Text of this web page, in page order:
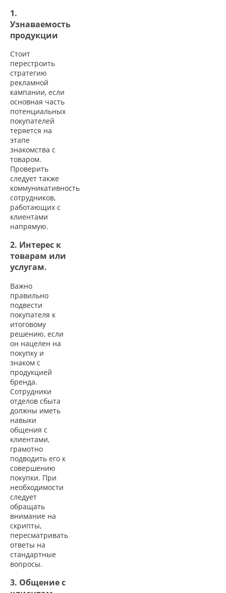
1.
Узнаваемость
продукции
Стоит
перестроить
стратегию
рекламной
кампании, если
основная часть
потенциальных
покупателей
теряется на
этапе
знакомства с
товаром.
Проверить
следует также
коммуникативность
сотрудников,
работающих с
клиентами
напрямую.
2. Интерес к
товарам или
услугам.
Важно
правильно
подвести
покупателя к
итоговому
решению, если
он нацелен на
покупку и
знаком с
продукцией
бренда.
Сотрудники
отделов сбыта
должны иметь
навыки
общения с
клиентами,
грамотно
подводить его к
совершению
покупки. При
необходимости
следует
обращать
внимание на
скрипты,
пересматривать
ответы на
стандартные
вопросы.
3. Общение с